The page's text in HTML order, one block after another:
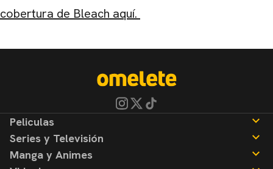
cobertura de Bleach aquí.
Peliculas
Noticias
Reseñas
Series y Televisión
Noticias
Manga y Animes